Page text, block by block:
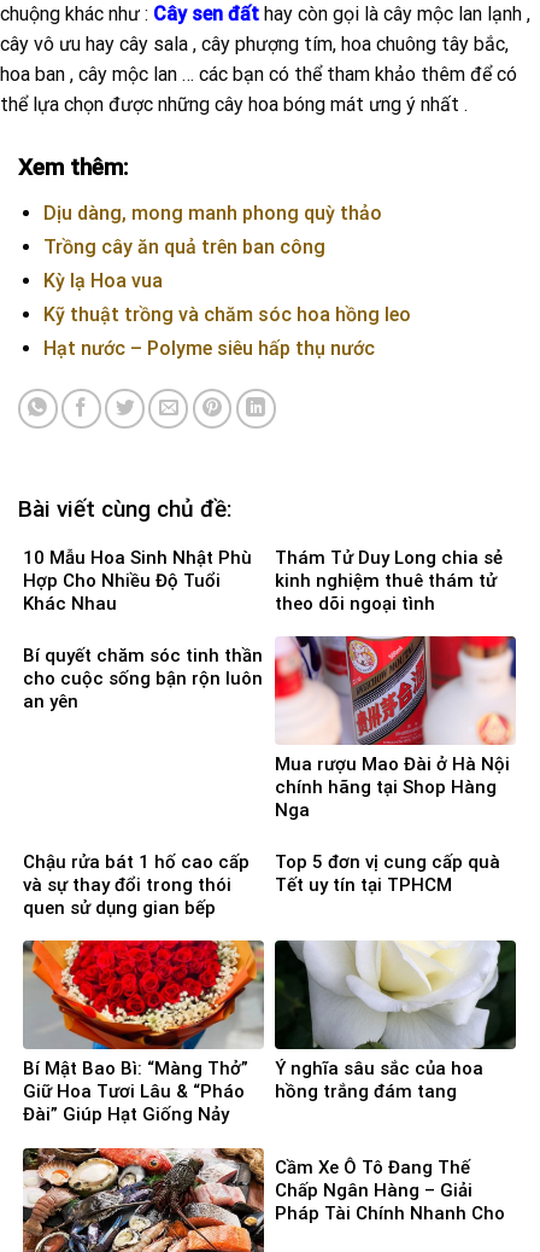
chuộng khác như : Cây sen đất hay còn gọi là cây mộc lan lạnh ,
cây vô ưu hay cây sala , cây phượng tím, hoa chuông tây bắc,
hoa ban , cây mộc lan … các bạn có thể tham khảo thêm để có
thể lựa chọn được những cây hoa bóng mát ưng ý nhất .
Xem thêm:
Dịu dàng, mong manh phong quỳ thảo
Trồng cây ăn quả trên ban công
Kỳ lạ Hoa vua
Kỹ thuật trồng và chăm sóc hoa hồng leo
Hạt nước – Polyme siêu hấp thụ nước
Bài viết cùng chủ đề:
10 Mẫu Hoa Sinh Nhật Phù
Hợp Cho Nhiều Độ Tuổi
Khác Nhau
Thám Tử Duy Long chia sẻ
kinh nghiệm thuê thám tử
theo dõi ngoại tình
Bí quyết chăm sóc tinh thần
cho cuộc sống bận rộn luôn
an yên
Mua rượu Mao Đài ở Hà Nội
chính hãng tại Shop Hàng
Nga
Chậu rửa bát 1 hố cao cấp
và sự thay đổi trong thói
quen sử dụng gian bếp
Top 5 đơn vị cung cấp quà
Tết uy tín tại TPHCM
Bí Mật Bao Bì: “Màng Thở”
Giữ Hoa Tươi Lâu & “Pháo
Đài” Giúp Hạt Giống Nảy
Ý nghĩa sâu sắc của hoa
hồng trắng đám tang
Cầm Xe Ô Tô Đang Thế
Chấp Ngân Hàng – Giải
Pháp Tài Chính Nhanh Cho